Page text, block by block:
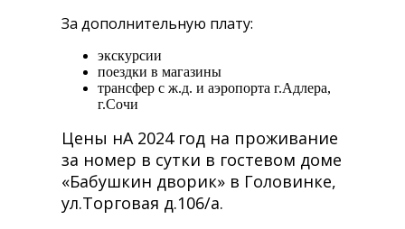
За дополнительную плату:
экскурсии
поездки в магазины
трансфер с ж.д. и аэропорта г.Адлера,
г.Сочи
Цены нА 2024 год на проживание
за номер в сутки в гостевом доме
«Бабушкин дворик» в Головинке,
ул.Торговая д.106/а.